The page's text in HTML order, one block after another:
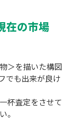
在の市場
＞を描いた構図
でも出来が良け
杯査定をさせて
。